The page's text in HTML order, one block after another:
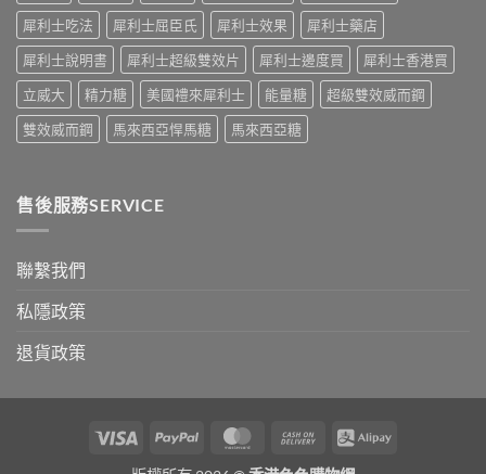
生
率〉
中
持
續
完
整
指
南：
30
分
效、
最
小
正
確
法
香
犀利士吃法
犀利士屈臣氏 犀利士效果
犀利士藥店
犀利士說明書
犀利士超級雙效片 犀利士邊度買
犀利士香港買
立威大
精力糖 美國禮來犀利士 能量糖
超級雙效威而鋼
雙效威而鋼
馬來西亞悍馬糖 馬來西亞糖
售後服務SERVICE
聯繫我們
私隱政策
退貨政策
Visa PayPal MasterCardCash
Alipay